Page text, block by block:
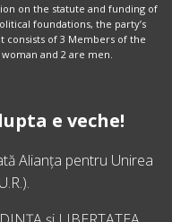
on the statute and funding of
foundations, the party’s
consists of 3 Members of the
and 2 are men.
e veche!
Alianța pentru Unirea